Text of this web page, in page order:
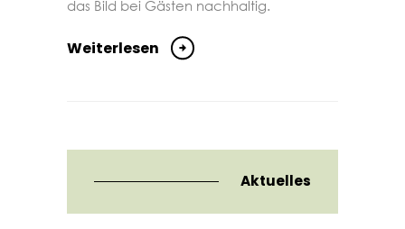
das Bild bei Gästen nachhaltig.
Weiterlesen
Aktuelles